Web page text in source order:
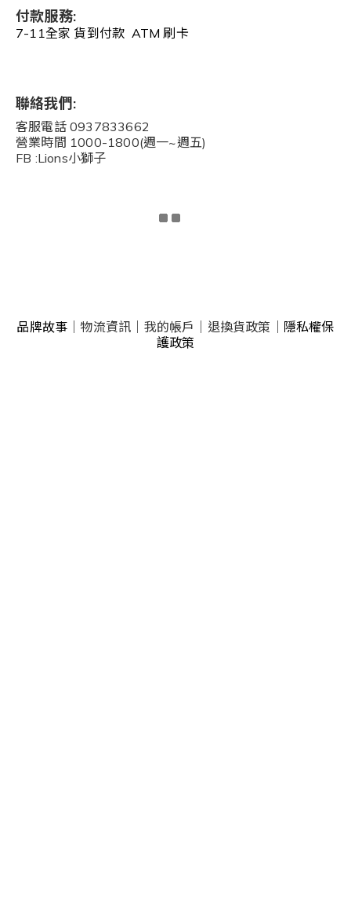
付款服務:
7-11全家 貨到付款 ATM 刷卡
聯絡我們:
客服電話 0937833662
營業時間 1000-1800(週一~週五)
FB :Lions小獅子
品牌故事 物流資訊 我的帳戶 退換貨政策
隱私權保
護政策